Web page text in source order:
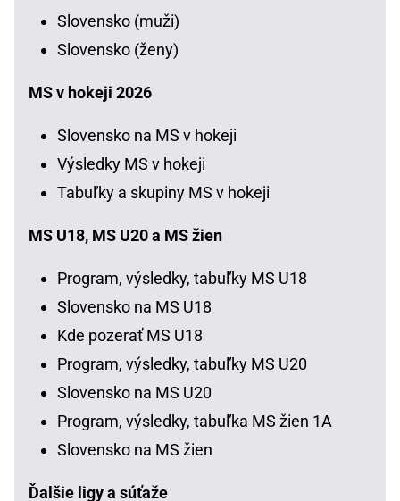
Slovensko (muži)
Slovensko (ženy)
MS v hokeji 2026
Slovensko na MS v hokeji
Výsledky MS v hokeji
Tabuľky a skupiny MS v hokeji
MS U18, MS U20 a MS žien
Program, výsledky, tabuľky MS U18
Slovensko na MS U18
Kde pozerať MS U18
Program, výsledky, tabuľky MS U20
Slovensko na MS U20
Program, výsledky, tabuľka MS žien 1A
Slovensko na MS žien
Ďalšie ligy a súťaže